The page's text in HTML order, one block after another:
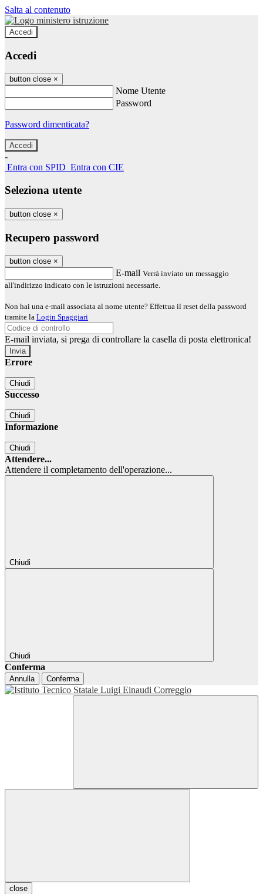
Salta al contenuto
Accedi
Accedi
button close ×
Nome Utente
Password
Password dimenticata?
-
Entra con SPID Entra con CIE
Seleziona utente
button close ×
Recupero password
button close ×
E-mail Verrà inviato un messaggio
all'indirizzo indicato con le istruzioni necessarie.
Non hai una e-mail associata al nome utente? Effettua il reset della password
tramite la Login Spaggiari
E-mail inviata, si prega di controllare la casella di posta elettronica!
Errore
Chiudi
Successo
Chiudi
Informazione
Chiudi
Attendere...
Attendere il completamento dell'operazione...
Chiudi
Chiudi
Conferma
Annulla Conferma
close